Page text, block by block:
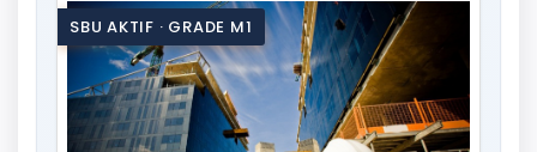
SBU AKTIF · GRADE M1